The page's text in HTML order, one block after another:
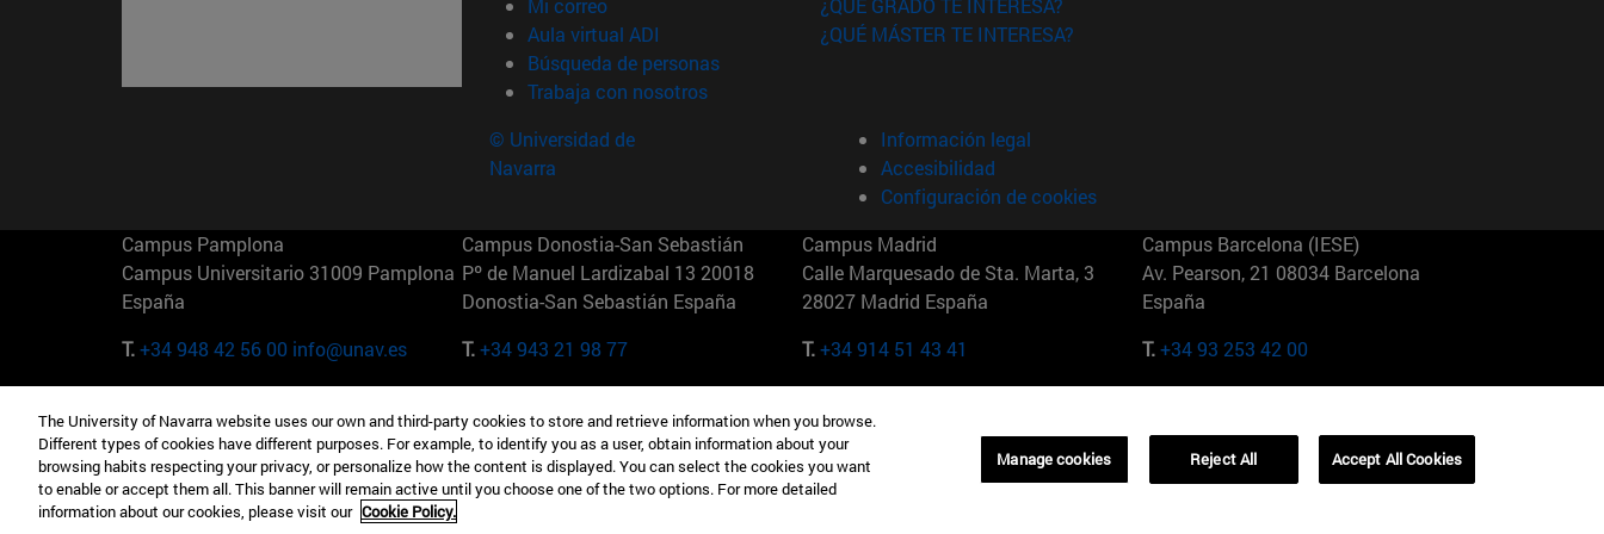
Mi correo
Aula virtual ADI (abre en nueva ventana)
Búsqueda de personas(abre en nueva ventana)
Trabaja con nosotros(abre en nueva ventana)
¿QUÉ GRADO TE INTERESA?
¿QUÉ MÁSTER TE INTERESA?
© Universidad de
Navarra
Información legal
Accesibilidad
Configuración de cookies
Campus Pamplona
Campus Universitario 31009 Pamplona
España
T.+34 948 42 56 00 info@unav.es
Campus Donostia-San Sebastián
Pº de Manuel Lardizabal 13 20018
Donostia-San Sebastián España
T.+34 943 21 98 77
Campus Madrid
Calle Marquesado de Sta. Marta, 3
28027 Madrid España
T.+34 914 51 43 41
Campus Barcelona (IESE)
Av. Pearson, 21 08034 Barcelona
España
T.+34 93 253 42 00
Camino del Cerro Águila 3 28023
Madrid España
T.+34 912 11 30 00
165 W 57th St 10019-2201 Nueva York
EE.UU
T.+1 646 346 8850
Maria-Theresia-Straße 15 81675
Múnich Alemania
T.+49 89 24209790
01321001 Bela Vista Brasil
The University of Navarra website uses our own and third-party cookies to store and retrieve information when you browse.
Different types of cookies have different purposes. For example, to identify you as a user, obtain information about your
browsing habits respecting your privacy, or personalize how the content is displayed. You can select the cookies you want
to enable or accept them all. This banner will remain active until you choose one of the two options. For more detailed
information about our cookies, please visit our Cookie Policy.
Manage cookies Reject All Accept All Cookies